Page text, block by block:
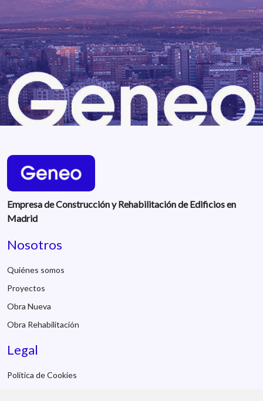
Empresa de Construcción y Rehabilitación de Edificios en
Madrid
Nosotros
Quiénes somos
Proyectos
Obra Nueva
Obra Rehabilitación
Legal
Política de Cookies